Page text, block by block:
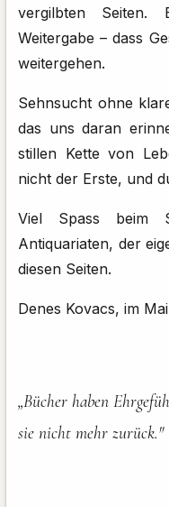
vergilbten
Weitergabe – dass
weitergehen.
Sehnsucht ohne
das uns daran
stillen Kette von
nicht der Erste, und
Viel Spass beim
Antiquariaten, der
diesen Seiten.
Denes Kovacs, im
„Bücher haben
sie nicht mehr zurück."